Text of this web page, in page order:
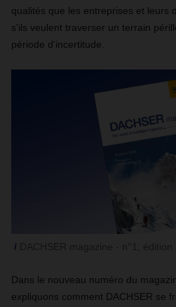
qualités que les entreprises et leurs
s'ils veulent traverser un terrain
période d'incertitude.
Dans le nouveau numéro du
expliquons comment DACHSER se